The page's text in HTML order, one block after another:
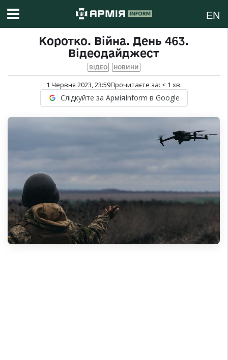
EN
Коротко. Війна. День 463.
Відеодайджест
ВІДЕО НОВИНИ
1 Червня 2023, 23:59Прочитаєте за: < 1 хв.
Слідкуйте за АрміяInform в Google